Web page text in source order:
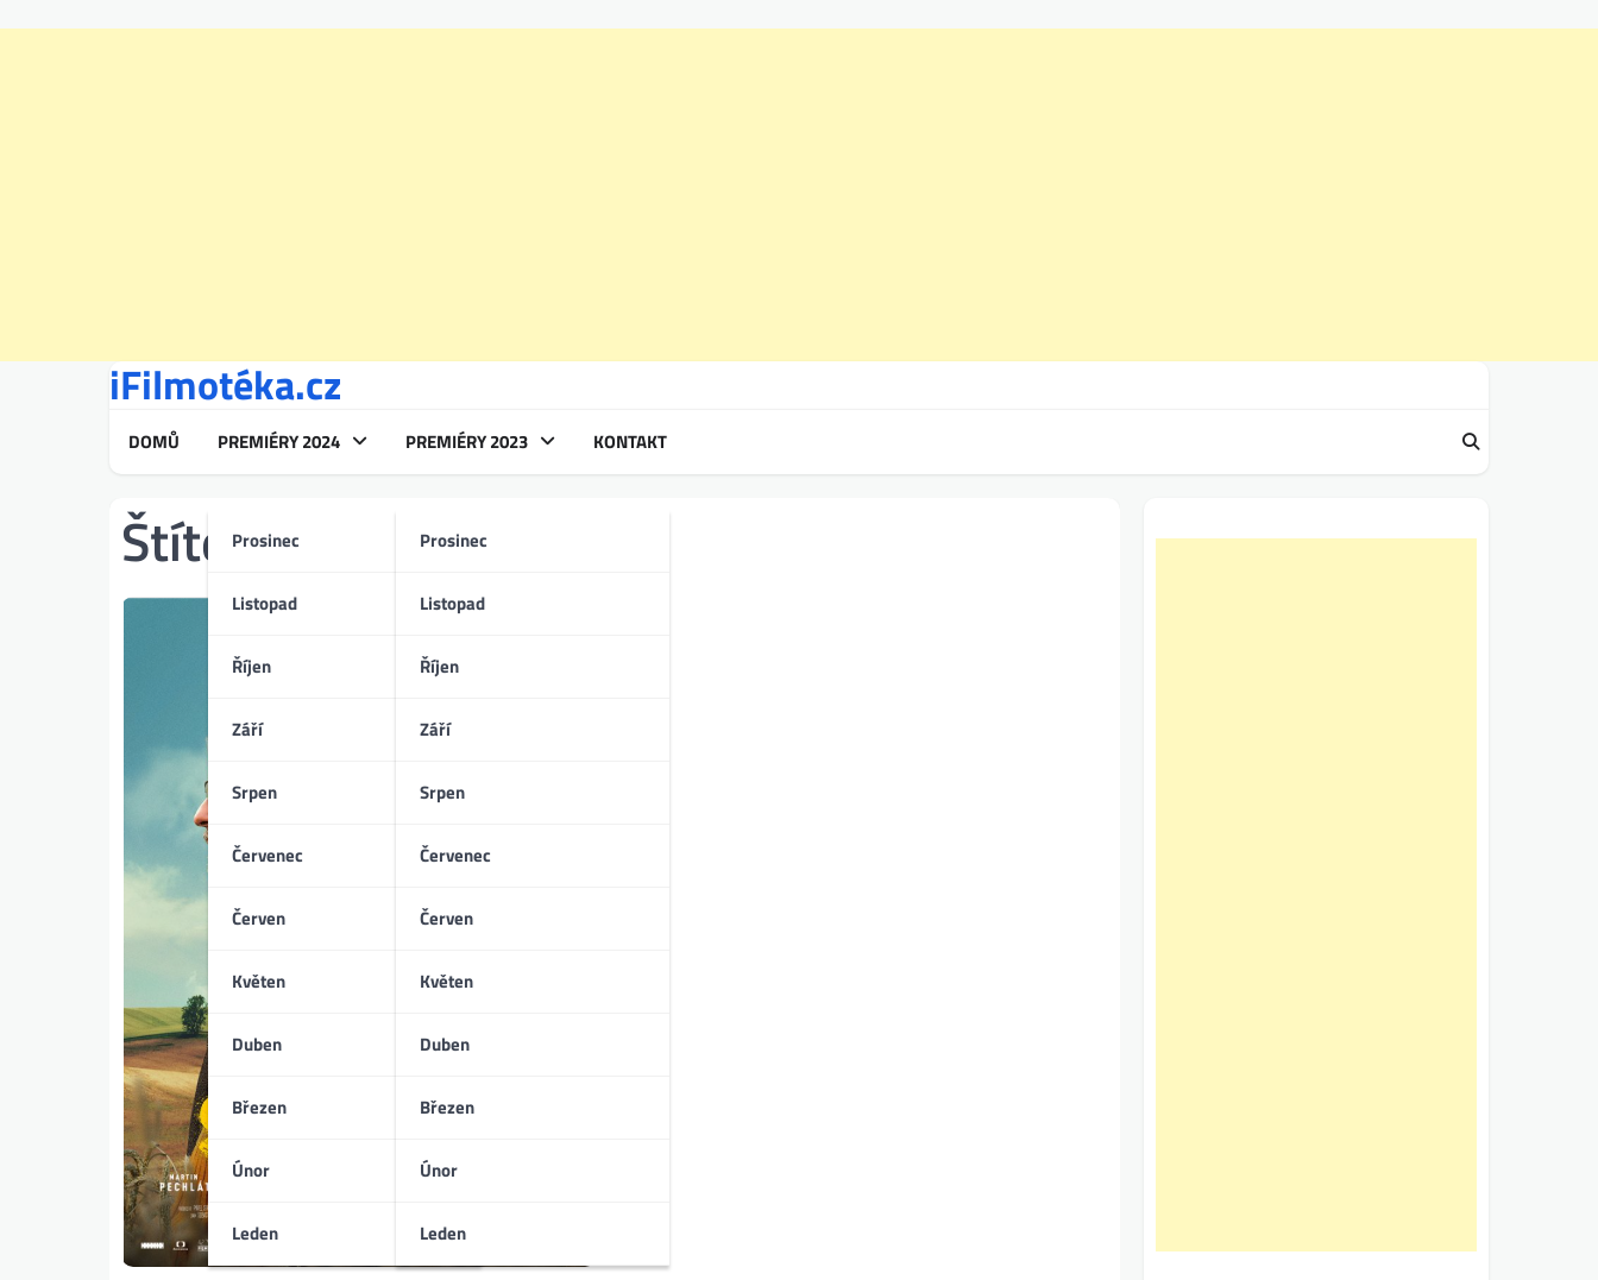
iFilmotéka.cz
DOMŮ PREMIÉRY 2024
Prosinec
Listopad
Říjen
Září
Srpen
Červenec
Červen
Květen
Duben
Březen
Únor
Leden
PREMIÉRY 2023
Prosinec
Listopad
Říjen
Září
Srpen
Červenec
Červen
Květen
Duben
Březen
Únor
Leden
KONTAKT
Štítek:klima